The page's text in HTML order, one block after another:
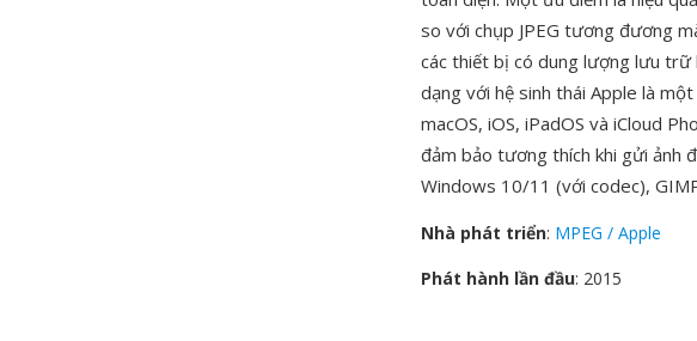
so với chụp JPEG tương đương
các thiết bị có dung lượng lưu trữ
dạng với hệ sinh thái Apple là
macOS, iOS, iPadOS và iCloud
đảm bảo tương thích khi gửi ảnh
Windows 10/11 (với codec),
Nhà phát triển: MPEG / Apple
Phát hành lần đầu: 2015